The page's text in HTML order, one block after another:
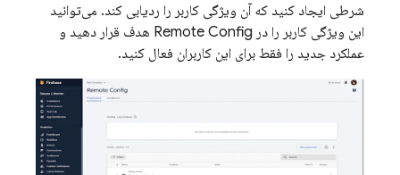
شرطی ایجاد کنید که آن ویژگی کاربر را ردیابی کند. می‌توانید
این ویژگی کاربر را در Remote Config هدف قرار دهید و
عملکرد جدید را فقط برای این کاربران فعال کنید.